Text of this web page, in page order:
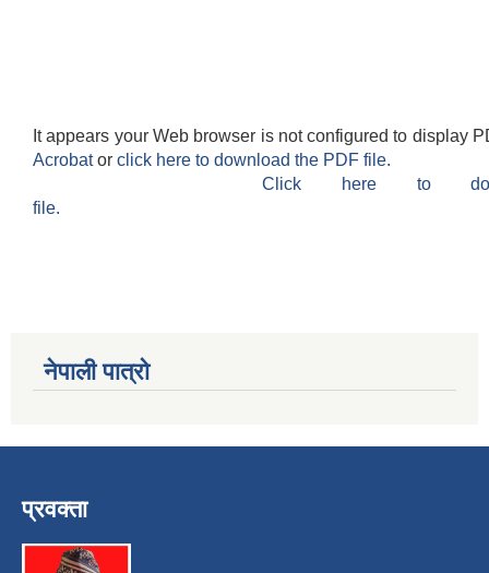
It appears your Web browser is not configured to display
Acrobator click here to download the PDF file.
Click here to
file.
नेपाली पात्रो
प्रवक्ता